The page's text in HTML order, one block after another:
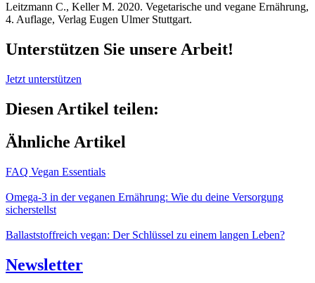
Leitzmann C., Keller M. 2020. Vegetarische und vegane Ernährung,
4. Auflage, Verlag Eugen Ulmer Stuttgart.
Unterstützen Sie unsere Arbeit!
Jetzt unterstützen
Diesen Artikel teilen:
Ähnliche Artikel
FAQ Vegan Essentials
Omega-3 in der veganen Ernährung: Wie du deine Versorgung
sicherstellst
Ballaststoffreich vegan: Der Schlüssel zu einem langen Leben?
Newsletter